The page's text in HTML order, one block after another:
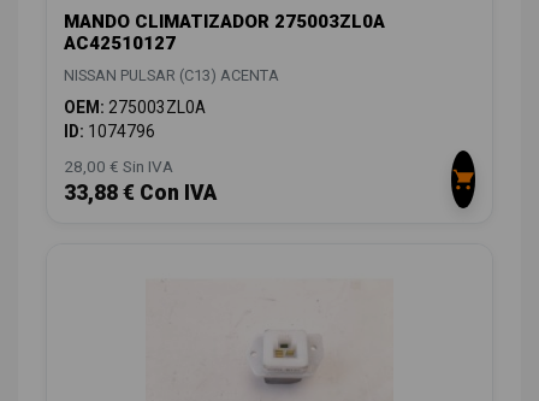
MANDO CLIMATIZADOR 275003ZL0A
AC42510127
NISSAN PULSAR (C13) ACENTA
OEM: 275003ZL0A
ID: 1074796
28,00 € Sin IVA
33,88 € Con IVA